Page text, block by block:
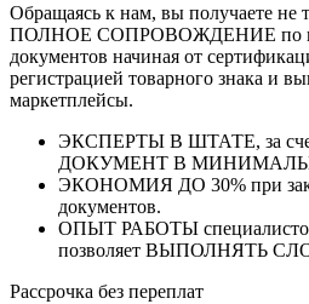
Обращаясь к нам, вы получаете не
ПОЛНОЕ СОПРОВОЖДЕНИЕ по
документов начиная от
регистрацией товарного знака и
маркетплейсы.
ЭКСПЕРТЫ В ШТАТЕ, за
ДОКУМЕНТ В
ЭКОНОМИЯ ДО 30% при
документов.
ОПЫТ РАБОТЫ специалистов
позволяет ВЫПОЛНЯТЬ
Рассрочка без переплат